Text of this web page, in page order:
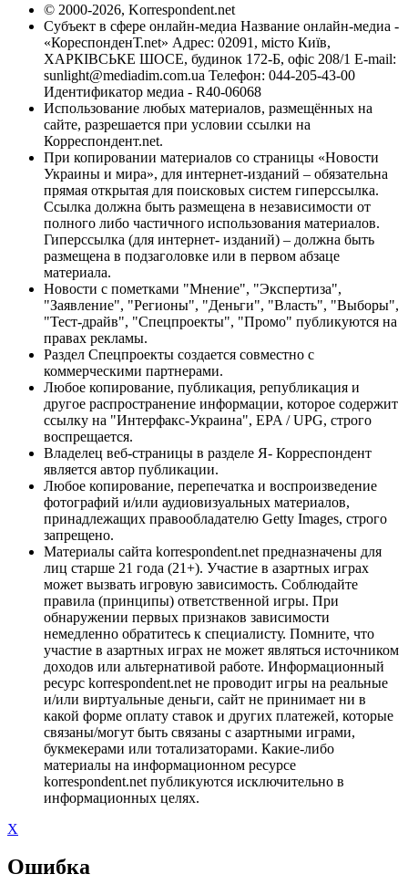
© 2000-2026, Korrespondent.net
Субъект в сфере онлайн-медиа Название онлайн-медиа -
«КореспонденТ.net» Адрес: 02091, місто Київ,
ХАРКІВСЬКЕ ШОСЕ, будинок 172-Б, офіс 208/1 E-mail:
sunlight@mediadim.com.ua Телефон: 044-205-43-00
Идентификатор медиа - R40-06068
Использование любых материалов, размещённых на
сайте, разрешается при условии ссылки на
Корреспондент.net.
При копировании материалов со страницы «Новости
Украины и мира», для интернет-изданий – обязательна
прямая открытая для поисковых систем гиперссылка.
Ссылка должна быть размещена в независимости от
полного либо частичного использования материалов.
Гиперссылка (для интернет- изданий) – должна быть
размещена в подзаголовке или в первом абзаце
материала.
Новости с пометками "Мнение", "Экспертиза",
"Заявление", "Регионы", "Деньги", "Власть", "Выборы",
"Тест-драйв", "Спецпроекты", "Промо" публикуются на
правах рекламы.
Раздел Спецпроекты создается совместно с
коммерческими партнерами.
Любое копирование, публикация, републикация и
другое распространение информации, которое содержит
ссылку на "Интерфакс-Украина", EPA / UPG, строго
воспрещается.
Владелец веб-страницы в разделе Я- Корреспондент
является автор публикации.
Любое копирование, перепечатка и воспроизведение
фотографий и/или аудиовизуальных материалов,
принадлежащих правообладателю Getty Images, строго
запрещено.
Материалы сайта korrespondent.net предназначены для
лиц старше 21 года (21+). Участие в азартных играх
может вызвать игровую зависимость. Соблюдайте
правила (принципы) ответственной игры. При
обнаружении первых признаков зависимости
немедленно обратитесь к специалисту. Помните, что
участие в азартных играх не может являться источником
доходов или альтернативой работе. Информационный
ресурс korrespondent.net не проводит игры на реальные
и/или виртуальные деньги, сайт не принимает ни в
какой форме оплату ставок и других платежей, которые
связаны/могут быть связаны с азартными играми,
букмекерами или тотализаторами. Какие-либо
материалы на информационном ресурсе
korrespondent.net публикуются исключительно в
информационных целях.
X
Ошибка